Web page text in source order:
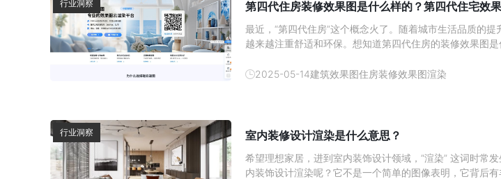
行业洞察 第四代住房装修效果图是什么样的？第四代住宅效
最近，“第四代住房”这个概念火了。随着城市生活品质的提
越来越注重舒适和环保。想知道第四代住房的装修效果图是
2025-05-14建筑效果图住房装修效果图渲染
行业洞察 室内装修设计渲染是什么意思？
希望理想家居，进到室内装饰设计领域，“渲染” 这词时常
内装饰设计渲染呢？它不是一个简单的图像表明，它背后有